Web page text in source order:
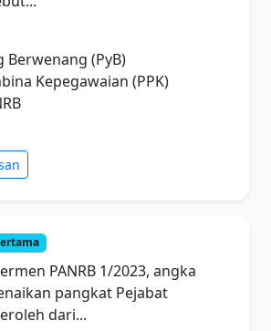
Berwenang (PyB)
Kepegawaian (PPK)
PANRB 1/2023, angka
pangkat Pejabat
dari...